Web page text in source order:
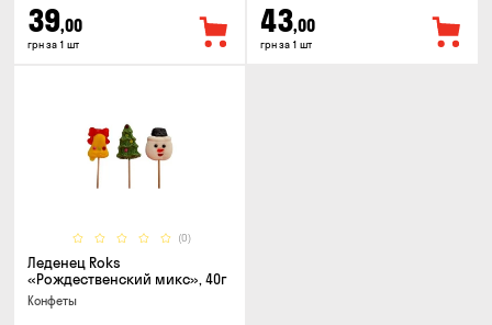
39,00
грн за 1 шт
43,00
грн за 1 шт
(0)
Леденец Roks
«Рождественский микс», 40г
Конфеты